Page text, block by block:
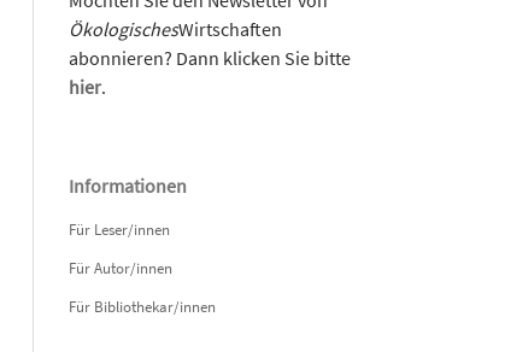
ÖkologischesWirtschaften
abonnieren? Dann klicken Sie bitte
hier.
Informationen
Für Leser/innen
Für Autor/innen
Für Bibliothekar/innen